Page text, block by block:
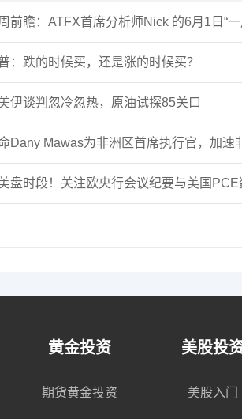
前瞻：ATFX首席分析师Nick 的6月1日“一
：跌的时候买，还是涨的时候买？
伊谈判忽冷忽热，原油试探85关口
Dany Mawas为非洲区首席执行官，加速
盘时段！关注欧央行会议纪要与美国PCE
黄金投资
期货黄金投资
美股投
美股入门